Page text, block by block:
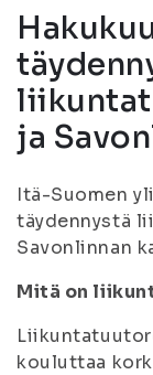
ja
Itä-Suomen
täydennystä
Savonlinnan
Mitä on
kouluttaa